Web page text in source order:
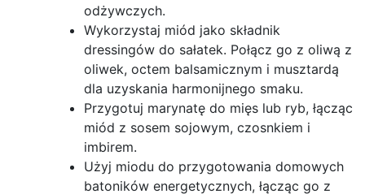
odżywczych.
Wykorzystaj miód jako składnik
dressingów do sałatek. Połącz go z oliwą z
oliwek, octem balsamicznym i musztardą
dla uzyskania harmonijnego smaku.
Przygotuj marynatę do mięs lub ryb, łącząc
miód z sosem sojowym, czosnkiem i
imbirem.
Użyj miodu do przygotowania domowych
batoników energetycznych, łącząc go z